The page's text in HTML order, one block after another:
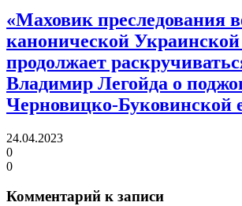
«Маховик преследования
канонической
продолжает
Владимир Легойда о
Черновицко-Буковинской
24.04.2023
0
0
Комментарий к записи